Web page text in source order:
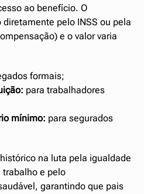
ao benefício. O
pelo INSS ou pela
e o valor varia
formais;
para trabalhadores
mínimo: para segurados
na luta pela igualdade
trabalho e pelo
garantindo que pais